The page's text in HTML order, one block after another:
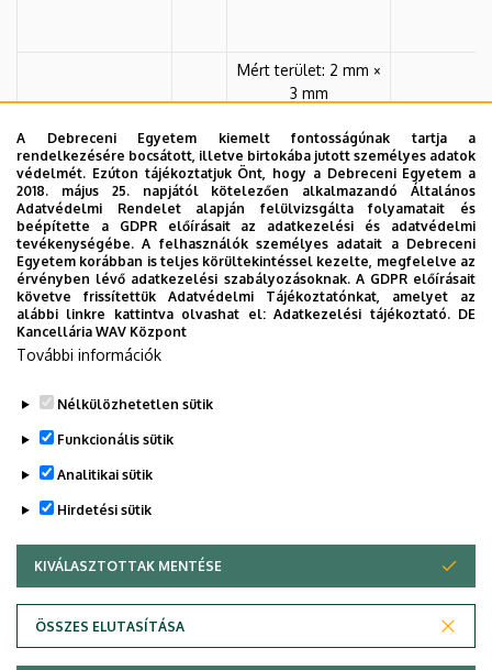
Konica Minolta
SPAD-502Plus
Chlorophyll Meter
(mérés 650 nm és
940 nm
besugárzási elv
alapján),
Mért terület: 2 mm ×
3 mm
vastagság: 1,2mm
Maximális mérési
mélyég: 12 mm
(távtartóval állítható
0-6mm-ig)
Fényforrás: 2 LED
Detektor 1 SPD
(szilícium fotodióda)
Kijelző: 4 számjegyű,
A SPAD
növény
áthaladó
ami
levélben
klorofill
Legutóbbi frissítés: 2025. 10. 09. 14:39
Adatvédelem
A Debreceni Egyetem kiemelt fontosságúnak tartja a
rendelkezésére bocsátott, illetve birtokába jutott személyes adatok
védelmét. Ezúton tájékoztatjuk Önt, hogy a Debreceni Egyetem a
2018. május 25. napjától kötelezően alkalmazandó Általános
Adatvédelmi Rendelet alapján felülvizsgálta folyamatait és
beépítette a GDPR előírásait az adatkezelési és adatvédelmi
tevékenységébe. A felhasználók személyes adatait a Debreceni
Egyetem korábban is teljes körültekintéssel kezelte, megfelelve az
érvényben lévő adatkezelési szabályozásoknak. A GDPR előírásait
követve frissítettük Adatvédelmi Tájékoztatónkat, amelyet az
alábbi linkre kattintva olvashat el:Adatkezelési tájékoztató. DE
Kancellária WAV Központ
További információk
Nélkülözhetetlen sütik
Funkcionális sütik
Analitikai sütik
Hirdetési sütik
KIVÁLASZTOTTAK MENTÉSE
ÖSSZES ELUTASÍTÁSA
WITHDRAW CONSENT